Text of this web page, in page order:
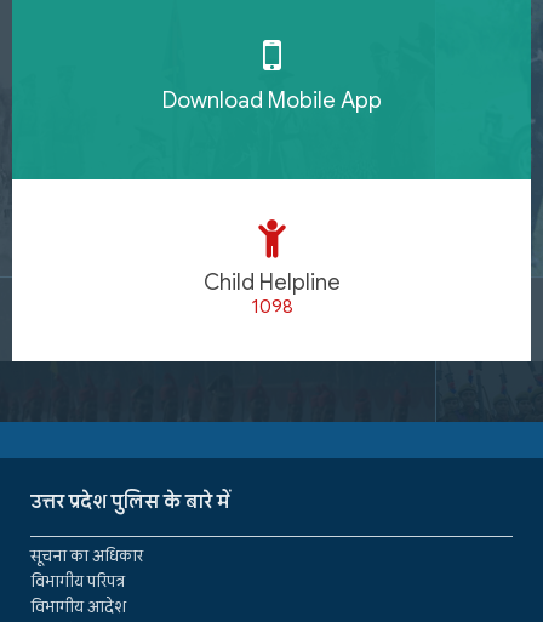
Download Mobile App
Child Helpline
1098
उत्तर प्रदेश पुलिस के बारे में
सूचना का अधिकार
विभागीय परिपत्र
विभागीय आदेश